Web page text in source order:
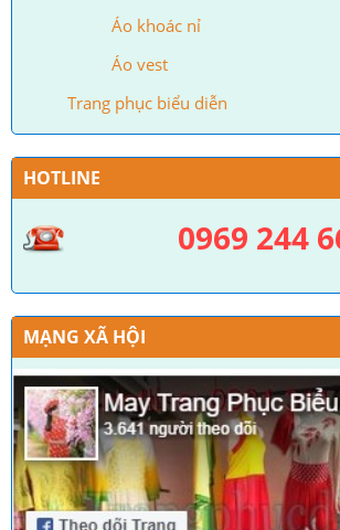
Áo khoác nỉ
Áo vest
Trang phục biểu diễn
HOTLINE
0969 244
MẠNG XÃ HỘI